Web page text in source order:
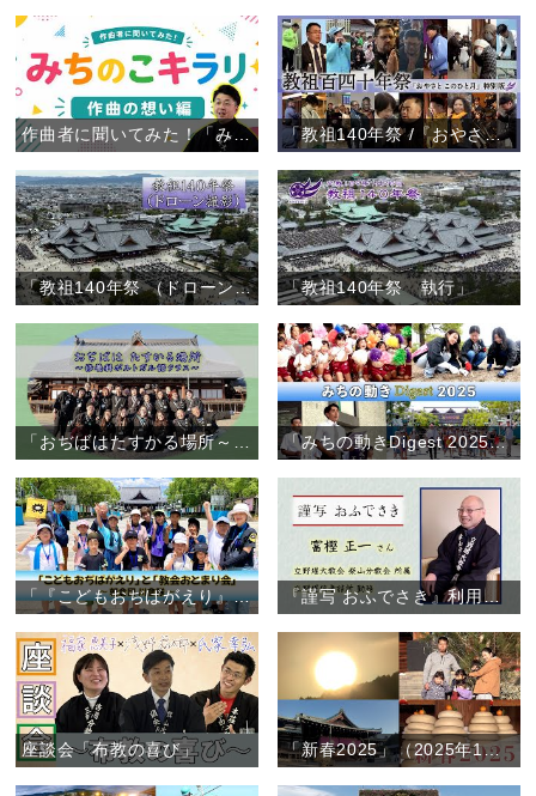
作曲者に聞いてみた！「みちのこキラリ」作曲の想い編 「教祖140年祭 /『おやさと このひと月』特別版」
「教祖140年祭 （ドローン撮影）」 「教祖140年祭 執行」
「みちの動きDigest 2025」（2025年1月～12月）
「『こどもおぢばがえり』と『教会おとまり会』～朝倉団 川會隊～」（2025年7月28日～31日）
座談会「布教の喜び」 「新春2025」（2025年1月1日）